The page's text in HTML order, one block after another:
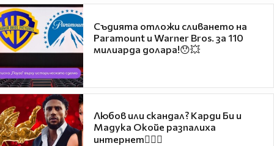
Съдията отложи сливането на
Paramount и Warner Bros. за 110
милиарда долара!😯💥
Любов или скандал? Карди Би и
Мадука Окойе разпалиха
интернет❤️‍🔥🔥